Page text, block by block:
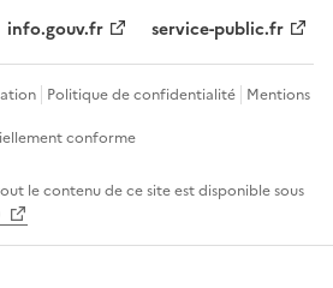
info.gouv.fr service-public.fr
Politique de confidentialité Mentions
conforme
le contenu de ce site est disponible sous